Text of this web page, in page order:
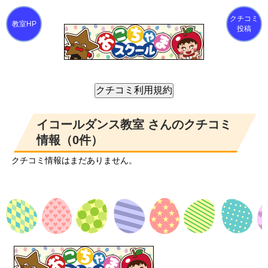
クチコミ
投稿
イコールダンス教室 さんのクチコミ
情報（0件）
クチコミ情報はまだありません。